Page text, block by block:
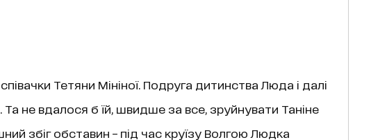
Тетяни Мініної. Подруга дитинства Люда і далі
Та не вдалося б їй, швидше за все, зруйнувати Таніне
збіг обставин – під час круїзу Волгою Людка